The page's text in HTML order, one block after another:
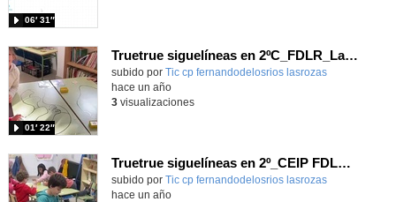
06′ 31″
Truetrue siguelíneas en 2ºC_FDLR_Las Rozas
Contenido educativo.
subido por Tic cp fernandodelosrios lasrozas
01′ 22″
-
hace un año
3visualizaciones
Truetrue siguelíneas en 2º_CEIP FDLR_Las Rozas
Contenido educativo.
subido por Tic cp fernandodelosrios lasrozas-
hace un año